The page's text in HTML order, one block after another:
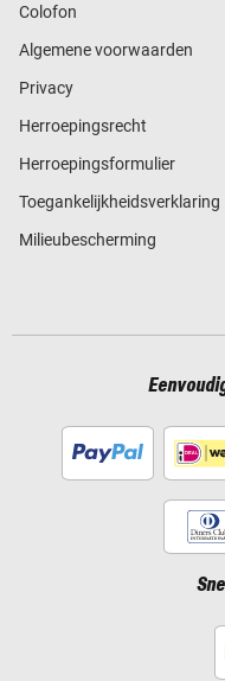
Colofon
Algemene voorwaarden
Privacy
Herroepingsrecht
Herroepingsformulier
Toegankelijkheidsverklaring
Milieubescherming